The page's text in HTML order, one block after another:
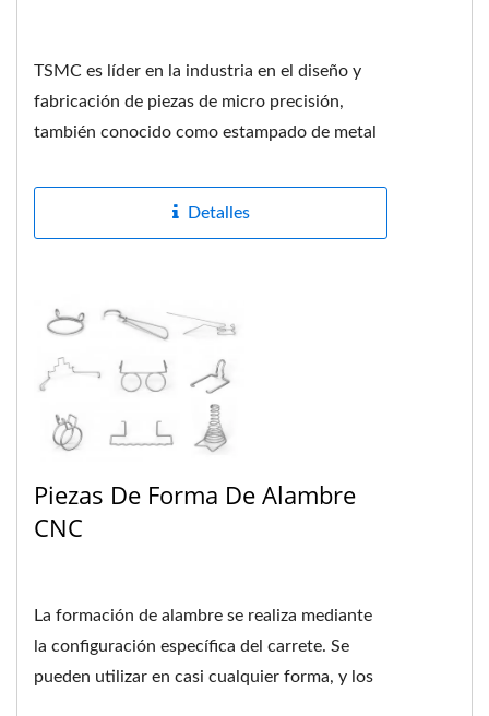
TSMC es líder en la industria en el diseño y
fabricación de piezas de micro precisión,
también conocido como estampado de metal
Detalles
Piezas De Forma De Alambre
CNC
La formación de alambre se realiza mediante
la configuración específica del carrete. Se
pueden utilizar en casi cualquier forma, y los